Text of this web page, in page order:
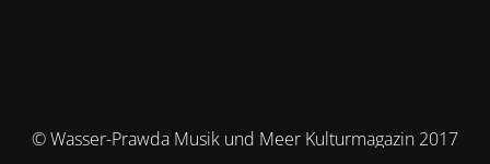
© Wasser-Prawda Musik und Meer Kulturmagazin 2017